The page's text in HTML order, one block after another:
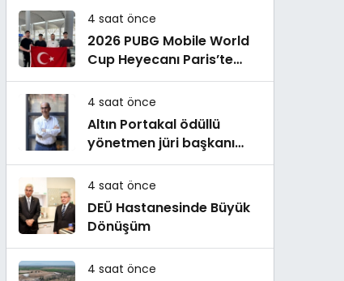
4 saat önce
2026 PUBG Mobile World
Cup Heyecanı Paris’te
Başlıyor
4 saat önce
Altın Portakal ödüllü
yönetmen jüri başkanı
oldu
4 saat önce
DEÜ Hastanesinde Büyük
Dönüşüm
4 saat önce